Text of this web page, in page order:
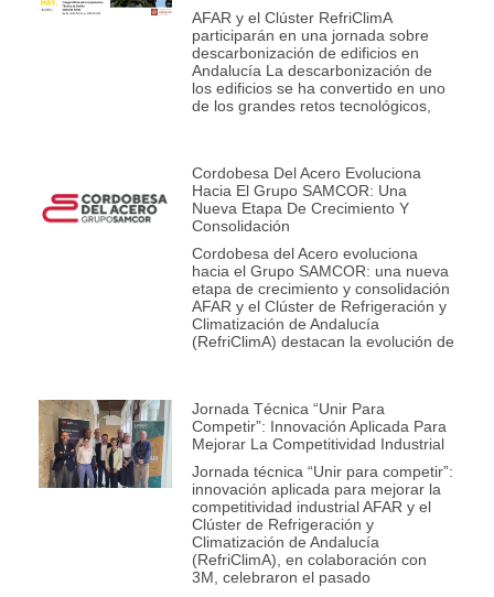
AFAR y el Clúster RefriClimA
participarán en una jornada sobre
descarbonización de edificios en
Andalucía La descarbonización de
los edificios se ha convertido en uno
de los grandes retos tecnológicos,
Cordobesa Del Acero Evoluciona
Hacia El Grupo SAMCOR: Una
Nueva Etapa De Crecimiento Y
Consolidación
Cordobesa del Acero evoluciona
hacia el Grupo SAMCOR: una nueva
etapa de crecimiento y consolidación
AFAR y el Clúster de Refrigeración y
Climatización de Andalucía
(RefriClimA) destacan la evolución de
Jornada Técnica “Unir Para
Competir”: Innovación Aplicada Para
Mejorar La Competitividad Industrial
Jornada técnica “Unir para competir”:
innovación aplicada para mejorar la
competitividad industrial AFAR y el
Clúster de Refrigeración y
Climatización de Andalucía
(RefriClimA), en colaboración con
3M, celebraron el pasado